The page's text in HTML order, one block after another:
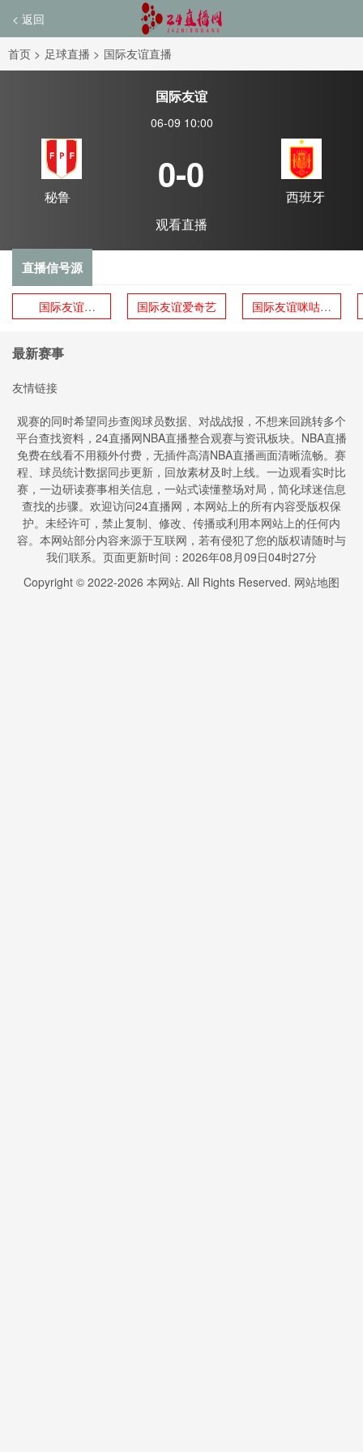
< 返回
首页 > 足球直播 > 国际友谊直播
国际友谊
06-09 10:00
秘鲁
0-0
西班牙
观看直播
直播信号源
国际友谊
国际友谊爱奇艺
国际友谊咪咕体
最新赛事
友情链接
观赛的同时希望同步查阅球员数据、对战战报，不想来回跳转多个
平台查找资料，24直播网NBA直播整合观赛与资讯板块。NBA直播
免费在线看不用额外付费，无插件高清NBA直播画面清晰流畅。赛
程、球员统计数据同步更新，回放素材及时上线。一边观看实时比
赛，一边研读赛事相关信息，一站式读懂整场对局，简化球迷信息
查找的步骤。欢迎访问24直播网，本网站上的所有内容受版权保
护。未经许可，禁止复制、修改、传播或利用本网站上的任何内
容。本网站部分内容来源于互联网，若有侵犯了您的版权请随时与
我们联系。页面更新时间：2026年08月09日04时27分
Copyright © 2022-2026 本网站. All Rights Reserved. 网站地图